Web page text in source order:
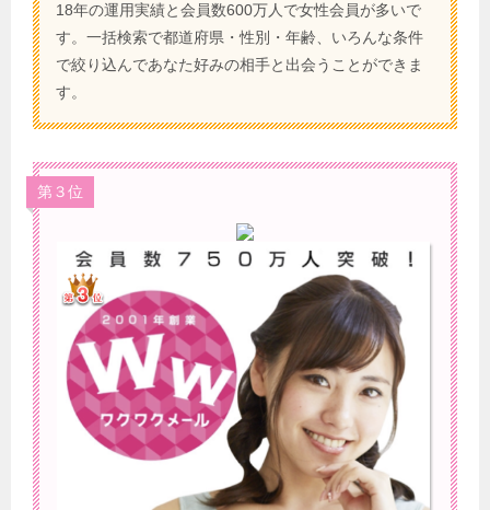
18年の運用実績と会員数600万人で女性会員が多いで
す。一括検索で都道府県・性別・年齢、いろんな条件
で絞り込んであなた好みの相手と出会うことができま
す。
第３位